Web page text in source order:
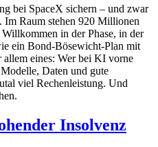
bei SpaceX sichern – und zwar
Raum stehen 920 Millionen
in der Phase, in der
ein Bond-Bösewicht-Plan mit
eines: Wer bei KI vorne
Daten und gute
viel Rechenleistung. Und
Insolvenz